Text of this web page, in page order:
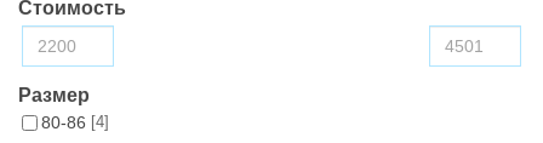
Стоимость
Размер
80-86 [4]